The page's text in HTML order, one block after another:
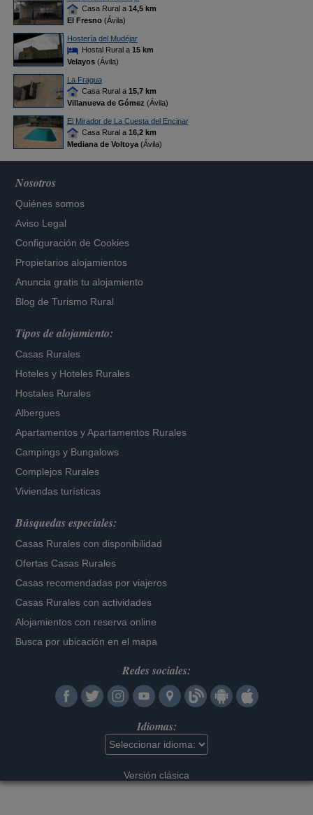
Casa Rural a 14,5 km
El Fresno(Ávila)
Hostería del Mudéjar
Hostal Rural a 15 km
Velayos(Ávila)
La Fragua
Casa Rural a 15,7 km
Villanueva de Gómez (Ávila)
El Mirador de La Cuesta del Encinar
Casa Rural a 16,2 km
Mediana de Voltoya(Ávila)
Nosotros
Quiénes somos
Aviso Legal
Configuración de Cookies
Propietarios alojamientos
Anuncia gratis tu alojamiento
Blog de Turismo Rural
Tipos de alojamiento:
Casas Rurales
Hoteles y Hoteles Rurales
Hostales Rurales
Albergues
Apartamentos yApartamentos Rurales
Campings y Bungalows
Complejos Rurales
Viviendas turísticas
Búsquedas especiales:
Casas Rurales con disponibilidad
Ofertas Casas Rurales
Casas recomendadas por viajeros
Casas Rurales con actividades
Alojamientos con reserva online
Busca por ubicación en el mapa
Redes sociales:
Idiomas:
Versión clásica